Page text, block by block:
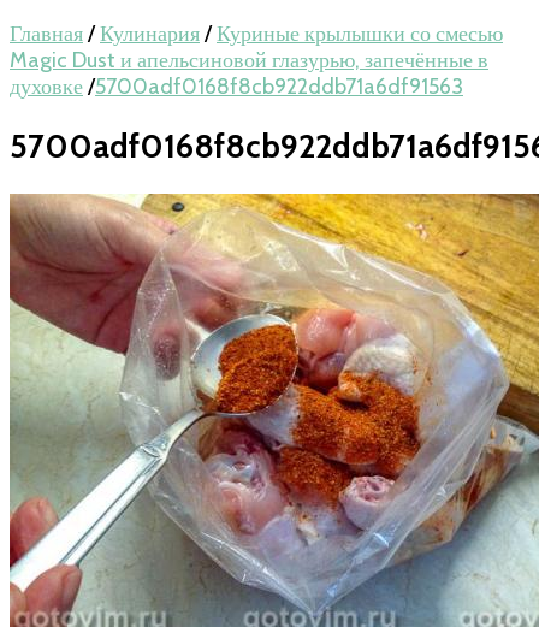
Главная/Кулинария/Куриные крылышки со смесью
Magic Dust и апельсиновой глазурью, запечённые в
духовке/5700adf0168f8cb922ddb71a6df91563